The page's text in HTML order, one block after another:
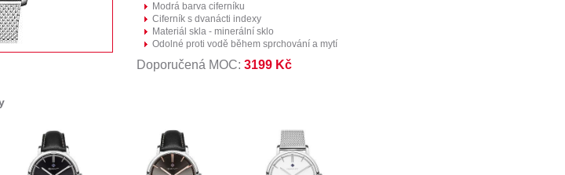
Modrá barva ciferníku
Ciferník s dvanácti indexy
Materiál skla - minerální sklo
Odolné proti vodě během sprchování a mytí
Doporučená MOC: 3199 Kč